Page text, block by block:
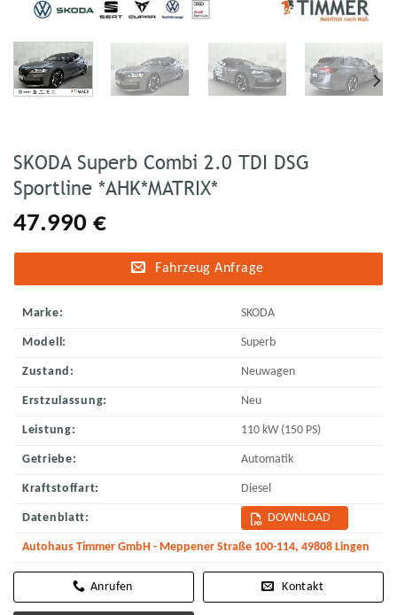
SKODA Superb Combi 2.0 TDI DSG
Sportline *AHK*MATRIX*
47.990 €
Fahrzeug Anfrage
Marke: SKODA
Modell: Superb
Zustand: Neuwagen
Erstzulassung: Neu
Leistung: 110 kW (150 PS)
Getriebe: Automatik
Kraftstoffart: Diesel
Datenblatt: DOWNLOAD
Autohaus Timmer GmbH - Meppener Straße 100-114, 49808 Lingen
Kontakt